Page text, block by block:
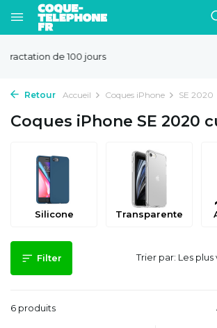
Retour Accueil Coques iPhone SE 2020
Coques iPhone SE 2020
Silicone Transparente
Filter
6 produits
Trier par: